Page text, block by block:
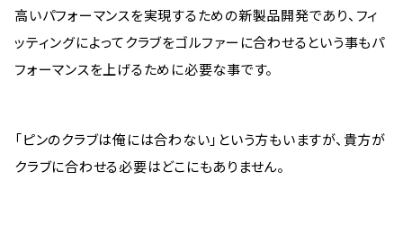
高いパフォーマンスを実現するための新製品開発であり、フィ
ッティングによってクラブをゴルファーに合わせるという事もパ
フォーマンスを上げるために必要な事です。
「ピンのクラブは俺には合わない」という方もいますが、貴方が
クラブに合わせる必要はどこにもありません。